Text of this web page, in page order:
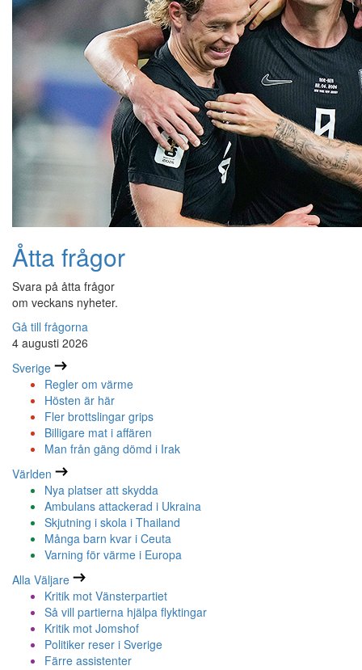
Åtta frågor
Svara på åtta frågor
om veckans nyheter.
Gå till frågorna
4 augusti 2026
Sverige
Regler om värme
Hösten är här
Fler brottslingar grips
Billigare mat i affären
Man från gäng dömd i Irak
Världen
Nya platser att skydda
Ambulans attackerad i Ukraina
Skjutning i skola i Thailand
Många barn kvar i Ceuta
Varning för värme i Europa
Alla Väljare
Kritik mot Vänsterpartiet
Så vill partierna hjälpa flyktingar
Kritik mot Jomshof
Politiker reser i Sverige
Färre assistenter